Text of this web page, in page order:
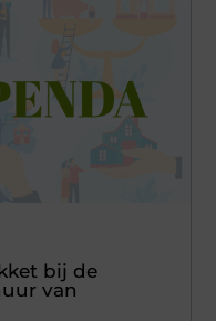
bij de
van